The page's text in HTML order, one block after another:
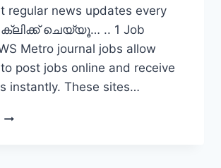
regular news updates every
ക്ലിക്ക് ചെയ്യൂ… .. 1 Job
Metro journal jobs allow
post jobs online and receive
instantly. These sites…
JOIN